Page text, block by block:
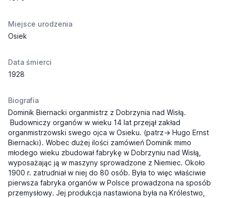
Miejsce urodzenia
Osiek
Data śmierci
1928
Biografia
Dominik Biernacki organmistrz z Dobrzynia nad Wisłą.
Budowniczy organów w wieku 14 lat przejął zakład
organmistrzowski swego ojca w Osieku. (patrz-> Hugo Ernst
Biernacki). Wobec dużej ilości zamówień Dominik mimo
młodego wieku zbudował fabrykę w Dobrzyniu nad Wisłą,
wyposażając ją w maszyny sprowadzone z Niemiec. Około
1900 r. zatrudniał w niej do 80 osób. Była to więc właściwie
pierwsza fabryka organów w Polsce prowadzona na sposób
przemysłowy. Jej produkcja nastawiona była na Królestwo,